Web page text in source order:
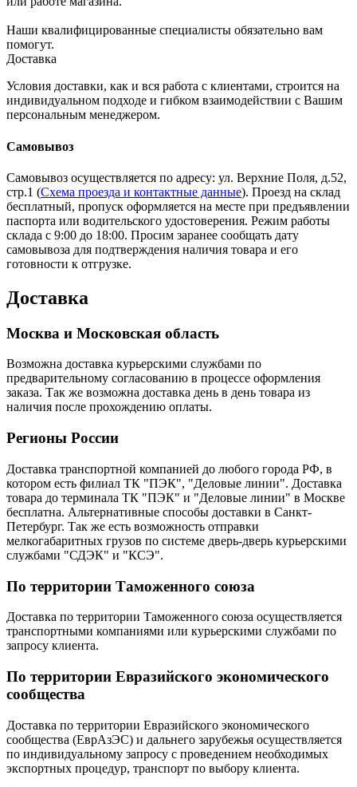
Наши квалифицированные специалисты обязательно вам
помогут.
Доставка
Условия доставки, как и вся работа с клиентами, строится на
индивидуальном подходе и гибком взаимодействии с Вашим
персональным менеджером.
Самовывоз
Самовывоз осуществляется по адресу: ул. Верхние Поля, д.52,
стр.1 (Схема проезда и контактные данные). Проезд на склад
бесплатный, пропуск оформляется на месте при предъявлении
паспорта или водительского удостоверения. Режим работы
склада с 9:00 до 18:00. Просим заранее сообщать дату
самовывоза для подтверждения наличия товара и его
готовности к отгрузке.
Доставка
Москва и Московская область
Возможна доставка курьерскими службами по
предварительному согласованию в процессе оформления
заказа. Так же возможна доставка день в день товара из
наличия после прохождению оплаты.
Регионы России
Доставка транспортной компанией до любого города РФ, в
котором есть филиал ТК "ПЭК", "Деловые линии". Доставка
товара до терминала ТК "ПЭК" и "Деловые линии" в Москве
бесплатна. Альтернативные способы доставки в Санкт-
Петербург. Так же есть возможность отправки
мелкогабаритных грузов по системе дверь-дверь курьерскими
службами "СДЭК" и "КСЭ".
По территории Таможенного союза
Доставка по территории Таможенного союза осуществляется
транспортными компаниями или курьерскими службами по
запросу клиента.
По территории Евразийского экономического
сообщества
Доставка по территории Евразийского экономического
сообщества (ЕврАзЭС) и дальнего зарубежья осуществляется
по индивидуальному запросу с проведением необходимых
экспортных процедур, транспорт по выбору клиента.